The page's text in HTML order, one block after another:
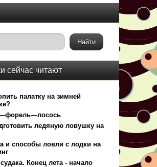
сейчас читают
палатку на зимней
ледяную ловушку на
и способы ловли с лодки на
Конец лета - начало